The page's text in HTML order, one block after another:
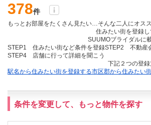
378件
もっとお部屋をたくさん見たい…そんな二人にオスス
住みたい街を登録
SUUMOブライダルに
STEP1 住みたい街など条件を登録STEP2 不動産
STEP4 店舗に行って詳細を聞こう
下記２つの登
駅名から住みたい街を登録する市区郡から住みたい
条件を変更して、もっと物件を探す